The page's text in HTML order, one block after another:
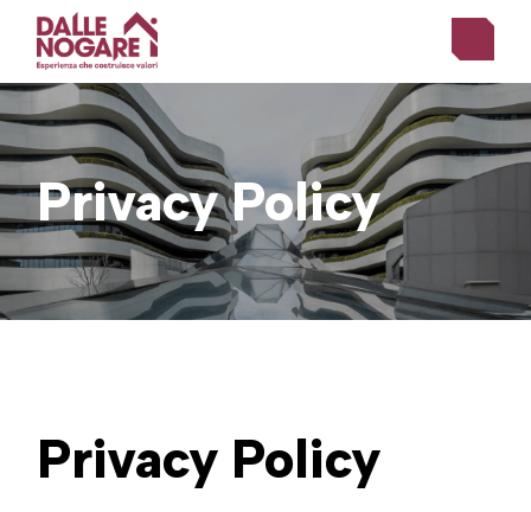
content
Privacy Policy
Privacy Policy